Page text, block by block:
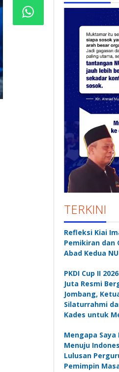
TERKINI
Refleksi Kiai
Pemikiran dan
Abad Kedua NU
PKDI Cup II
Juta Resmi
Jombang,
Silaturrahmi
Kades untuk
Mengapa Saya
Menuju
Lulusan
Pemimpin